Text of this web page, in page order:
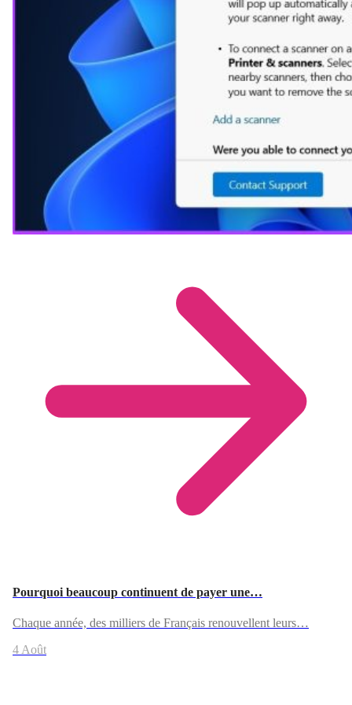
Pourquoi beaucoup continuent de payer une…
Chaque année, des milliers de Français renouvellent leurs…
4 Août